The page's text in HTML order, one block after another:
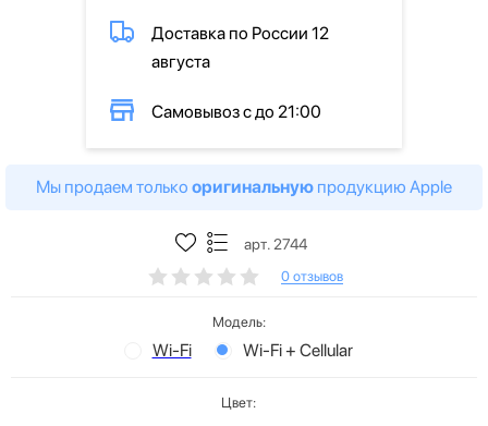
Доставка по России 12
августа
Самовывоз с до 21:00
Мы продаем только оригинальную продукцию Apple
арт. 2744
0 отзывов
Модель:
Wi-Fi Wi-Fi + Cellular
Цвет: